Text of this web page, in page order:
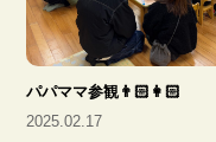
園での一日
入園のご案内
パパママ参観👨🏻👩🏻
2025.02.17